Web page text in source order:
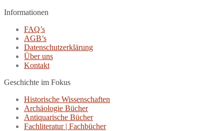
Informationen
FAQ’s
AGB’s
Datenschutzerklärung
Über uns
Kontakt
Geschichte im Fokus
Historische Wissenschaften
Archäologie Bücher
Antiquarische Bücher
Fachliteratur | Fachbücher